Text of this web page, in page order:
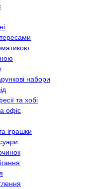
набори
та хобі
офіс
іграшки